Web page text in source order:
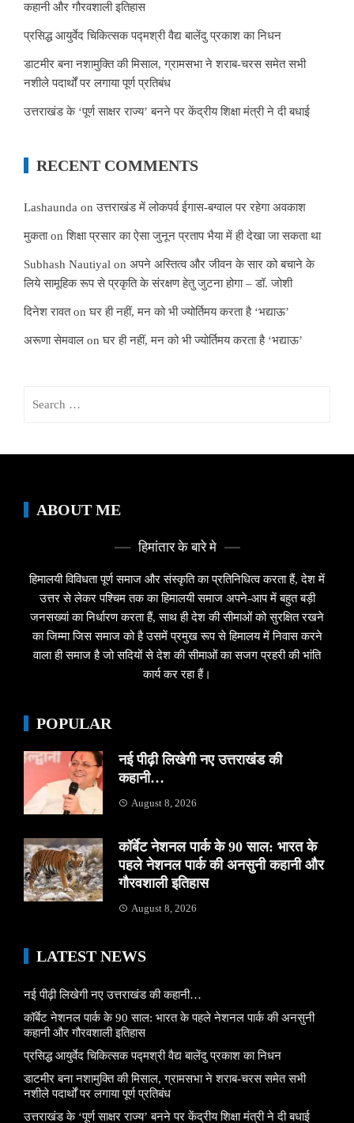
कहानी और गौरवशाली इतिहास
प्रसिद्ध आयुर्वेद चिकित्सक पद्मश्री वैद्य बालेंदु प्रकाश का निधन
डाटमीर बना नशामुक्ति की मिसाल, ग्रामसभा ने शराब-चरस समेत सभी
नशीले पदार्थों पर लगाया पूर्ण प्रतिबंध
उत्तराखंड के ‘पूर्ण साक्षर राज्य’ बनने पर केंद्रीय शिक्षा मंत्री ने दी बधाई
RECENT COMMENTS
Lashaunda onउत्तराखंड में लोकपर्व ईगास-बग्वाल पर रहेगा अवकाश
मुकताonशिक्षा प्रसार का ऐसा जुनून प्रताप भैया में ही देखा जा सकता था
Subhash Nautiyal on अपने अस्तित्व और जीवन के सार को बचाने के
लिये सामूहिक रूप से प्रकृति के संरक्षण हेतु जुटना होगा – डॉ. जोशी
दिनेश रावतonघर ही नहीं, मन को भी ज्योर्तिमय करता है ‘भद्याऊ’
अरूणा सेमवाल onघर ही नहीं, मन को भी ज्योर्तिमय करता है ‘भद्याऊ’
ABOUT ME
हिमांतार के बारे मे
हिमालयी विविधता पूर्ण समाज और संस्कृति का प्रतिनिधित्व करता हैं, देश में
उत्तर से लेकर पश्चिम तक का हिमालयी समाज अपने-आप में बहुत बड़ी
जनसख्यां का निर्धारण करता हैं, साथ ही देश की सीमाओं को सुरक्षित रखने
का जिम्मा जिस समाज को है उसमें प्रमुख रूप से हिमालय में निवास करने
वाला ही समाज है जो सदियों से देश की सीमाओं का सजग प्रहरी की भांति
कार्य कर रहा हैं।
POPULAR
नई पीढ़ी लिखेगी नए उत्तराखंड की
कहानी…
August 8, 2026
कॉर्बेट नेशनल पार्क के 90 साल: भारत के
पहले नेशनल पार्क की अनसुनी कहानी और
गौरवशाली इतिहास
August 8, 2026
LATEST NEWS
नई पीढ़ी लिखेगी नए उत्तराखंड की कहानी…
कॉर्बेट नेशनल पार्क के 90 साल: भारत के पहले नेशनल पार्क की अनसुनी
कहानी और गौरवशाली इतिहास
प्रसिद्ध आयुर्वेद चिकित्सक पद्मश्री वैद्य बालेंदु प्रकाश का निधन
डाटमीर बना नशामुक्ति की मिसाल, ग्रामसभा ने शराब-चरस समेत सभी
नशीले पदार्थों पर लगाया पूर्ण प्रतिबंध
उत्तराखंड के ‘पूर्ण साक्षर राज्य’ बनने पर केंद्रीय शिक्षा मंत्री ने दी बधाई